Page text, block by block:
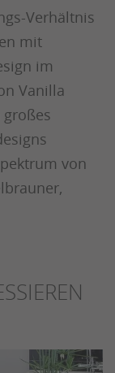
Verhältnis
mit
im
Vanilla
von